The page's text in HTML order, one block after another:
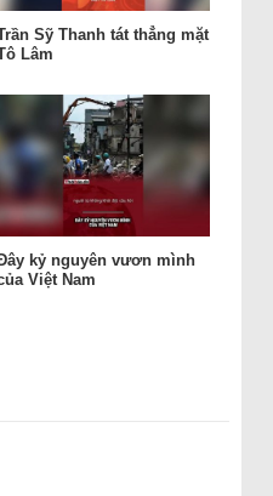
Sỹ Thanh tát thẳng mặt
Lâm
kỷ nguyên vươn mình
Việt Nam